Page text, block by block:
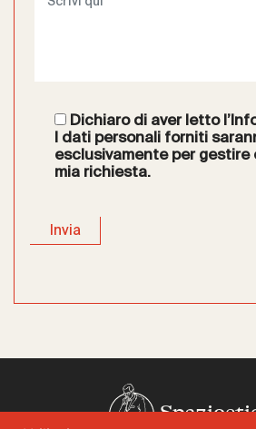
Dichiaro di aver letto l’
I dati personali forniti
esclusivamente per gestire
mia richiesta.